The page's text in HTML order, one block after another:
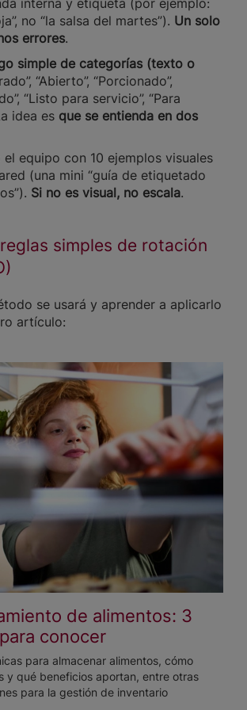
interna y etiqueta (por ejemplo:
no “la salsa del martes”). Un solo
errores.
simple de categorías (texto o
“Abierto”, “Porcionado”,
“Listo para servicio”, “Para
idea es que se entienda en dos
equipo con 10 ejemplos visuales
(una mini “guía de etiquetado
Si no es visual, no escala.
simples de rotación
se usará y aprender a aplicarlo
artículo:
de alimentos: 3
conocer
para almacenar alimentos, cómo
y qué beneficios aportan, entre otras
para la gestión de inventario